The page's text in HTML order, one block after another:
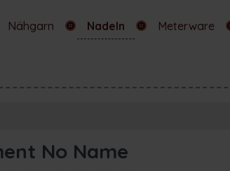
Nähgarn Nadeln Meterware
No Name